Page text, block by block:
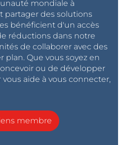
mondiale à
partager des solutions
bénéficient d'un accès
réductions dans notre
de collaborer avec des
Que vous soyez en
ou de développer
aide à vous connecter,
membre